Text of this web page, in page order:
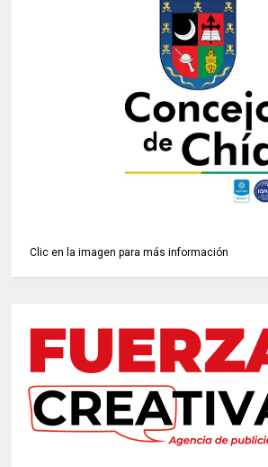
Clic en la imagen para más información